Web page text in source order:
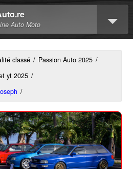
Auto Moto
classé / Passion Auto 2025 /
yt 2025 /
/